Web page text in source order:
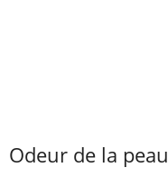
Odeur de la peau